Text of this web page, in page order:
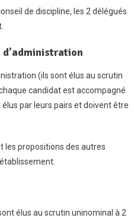
de discipline, les 2 délégués
(ils sont élus au scrutin
candidat est accompagné
par leurs pairs et doivent être
les propositions des autres
élus au scrutin uninominal à 2